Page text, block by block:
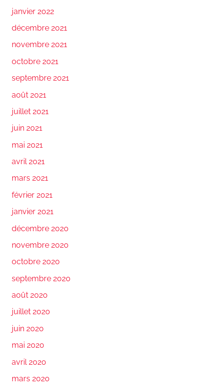
janvier 2022
décembre 2021
novembre 2021
octobre 2021
septembre 2021
août 2021
juillet 2021
juin 2021
mai 2021
avril 2021
mars 2021
février 2021
janvier 2021
décembre 2020
novembre 2020
octobre 2020
septembre 2020
août 2020
juillet 2020
juin 2020
mai 2020
avril 2020
mars 2020